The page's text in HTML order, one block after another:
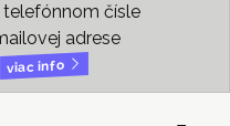
telefónnom čísle
adrese
viac info